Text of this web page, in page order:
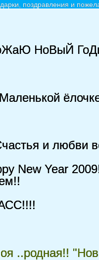
поздравления и
НоВыЙ
и любви
New Year
..родная!!